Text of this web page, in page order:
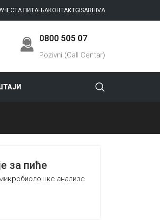
ЧЕСТА ПИТАЊАКОНТАКТGISARHIVA
0800 505 07
Pozivni (Call Centar)
за пиће
анализе